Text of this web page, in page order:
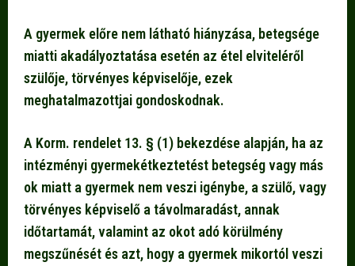
A gyermek előre nem látható hiányzása, betegsége
miatti akadályoztatása esetén az étel elviteléről
szülője, törvényes képviselője, ezek
meghatalmazottjai gondoskodnak.
A Korm. rendelet 13. § (1) bekezdése alapján, ha az
intézményi gyermekétkeztetést betegség vagy más
ok miatt a gyermek nem veszi igénybe, a szülő, vagy
törvényes képviselő a távolmaradást, annak
időtartamát, valamint az okot adó körülmény
megszűnését és azt, hogy a gyermek mikortól veszi